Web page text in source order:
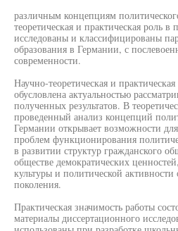
различным концепциям
теоретическая и практическая роль в
исследованы и классифицированы
образования в Германии, с
современности.
Научно-теоретическая и
обусловлена актуальностью
полученных результатов. В
проведенный анализ концепций
Германии открывает возможности
проблем функционирования
в развитии структур гражданского
обществе демократических
культуры и политической
поколения.
Практическая значимость работы
материалы диссертационного